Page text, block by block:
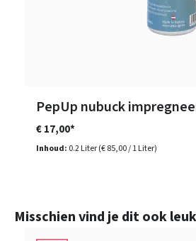
PepUp nubuck
Inhoud: 0.2 Liter(€ 85,00 / 1 Liter)
€ 17,00*
Productgalerij overslaan
Misschien vind je dit ook leuk